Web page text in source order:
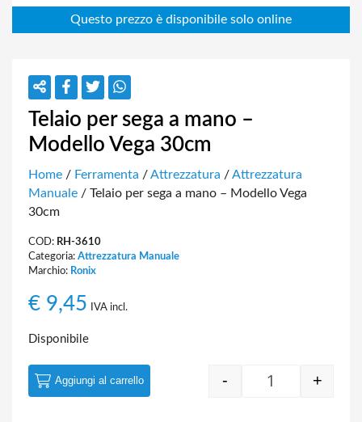
Telaio per sega a mano –
Modello Vega 30cm
Home / Ferramenta /Attrezzatura /Attrezzatura
Manuale / Telaio per sega a mano – Modello Vega
30cm
COD: RH-3610
Categoria: Attrezzatura Manuale
Marchio: Ronix
€ 9,45 IVA incl.
Disponibile
Quantity
- +
Aggiungi al carrello